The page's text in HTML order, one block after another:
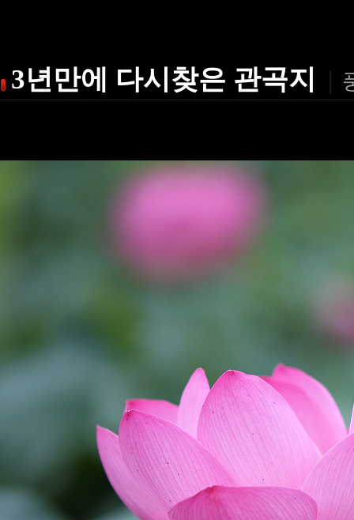
3년만에 다시찾은 관곡지 |